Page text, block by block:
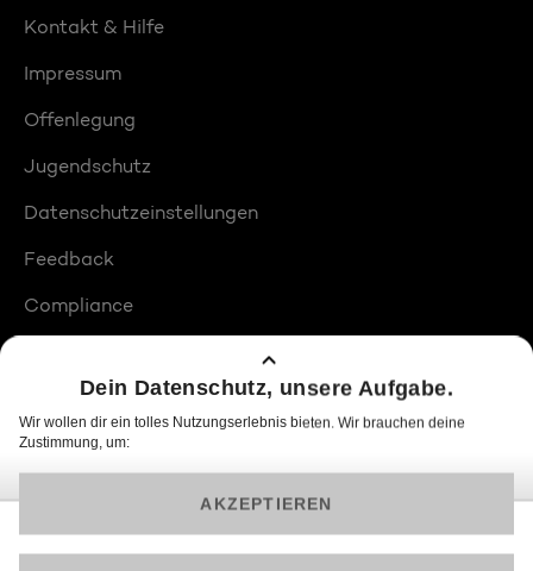
Kontakt & Hilfe
Impressum
Offenlegung
Jugendschutz
Datenschutzeinstellungen
Feedback
Compliance
Produktplatzierungen